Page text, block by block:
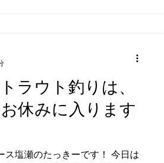
ラウト釣りは、
休みに入ります
ス塩瀬のたっきーです！ 今日は